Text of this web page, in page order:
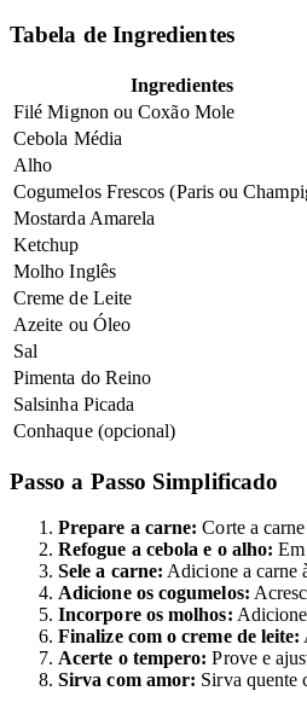
Tabela de Ingredientes
Ingredientes
Filé Mignon ou Coxão Mole
Cebola Média
Alho
Cogumelos Frescos (Paris ou
Mostarda Amarela
Ketchup
Molho Inglês
Creme de Leite
Azeite ou Óleo
Sal
Pimenta do Reino
Salsinha Picada
Conhaque (opcional)
Passo a Passo Simplificado
Prepare a carne: Corte a
Refogue a cebola e o alho: Em
Sele a carne: Adicione a carne
Adicione os cogumelos:
Incorpore os molhos:
Finalize com o creme de leite:
Acerte o tempero: Prove e
Sirva com amor: Sirva quente